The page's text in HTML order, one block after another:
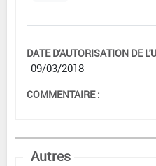
DATE D'AUTORISATION DE
09/03/2018
COMMENTAIRE :
Autres